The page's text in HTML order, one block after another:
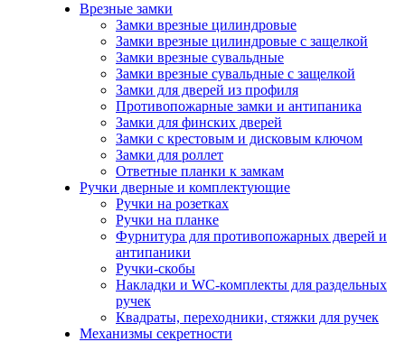
Врезные замки
Замки врезные цилиндровые
Замки врезные цилиндровые с защелкой
Замки врезные сувальдные
Замки врезные сувальдные с защелкой
Замки для дверей из профиля
Противопожарные замки и антипаника
Замки для финских дверей
Замки с крестовым и дисковым ключом
Замки для роллет
Ответные планки к замкам
Ручки дверные и комплектующие
Ручки на розетках
Ручки на планке
Фурнитура для противопожарных дверей и
антипаники
Ручки-скобы
Накладки и WC-комплекты для раздельных
ручек
Квадраты, переходники, стяжки для ручек
Механизмы секретности